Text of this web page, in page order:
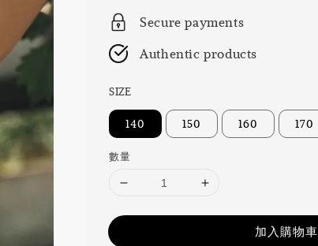
price
Secure payments
Authentic products
SIZE
140 150 160 170
數量
加入購物車